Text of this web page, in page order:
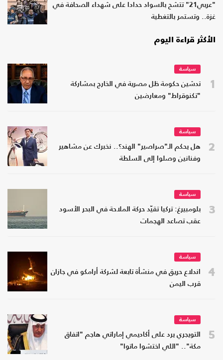
"عربي21" تتشح بالسواد حدادا على شهداء الصحافة في
غزة.. وتستمر بالتغطية
الأكثر قراءة اليوم
1
سياسة
تدشين حكومة ظل مصرية في الخارج بمشاركة
"تكنوقراط" ومعارضين
2
سياسة
هل يحكم الـ"صراصير" الهند؟.. نخبرك عن مشاهير
وفنانين وصلوا إلى السلطة
3
سياسة
بلومبيرغ: تركيا تقيّد حركة الملاحة في البحر الأسود
عقب تصاعد الهجمات
4
سياسة
اندلاع حريق في منشأة تابعة لشركة أرامكو في جازان
قرب اليمن
5
سياسة
التويجري يرد على أكاديمي إماراتي هاجم "اتفاق
مكة".. "اللي اختشوا ماتوا"